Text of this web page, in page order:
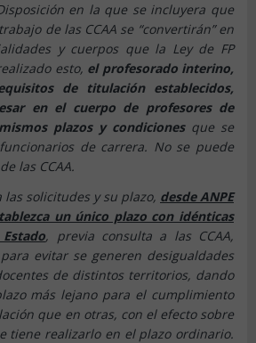
en la que se incluyera que
de las CCAA se “convertirán” en
y cuerpos que la Ley de FP
esto, el profesorado interino,
de titulación establecidos,
en el cuerpo de profesores de
plazos y condicionesque se
de carrera. No se puede
las CCAA.
las solicitudes y su plazo, desde ANPE
un único plazo con idénticas
, previa consulta a las CCAA,
evitar se generen desigualdades
de distintos territorios, dando
más lejano para el cumplimiento
que en otras, con el efecto sobre
tiene realizarlo en el plazo ordinario.